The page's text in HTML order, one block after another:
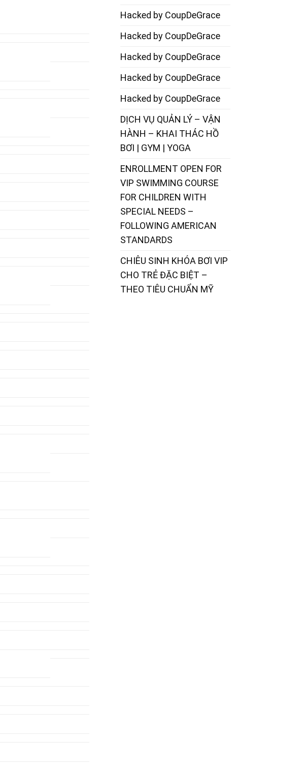
Hacked by CoupDeGrace
Hacked by CoupDeGrace
Hacked by CoupDeGrace
Hacked by CoupDeGrace
Hacked by CoupDeGrace
DỊCH VỤ QUẢN LÝ – VẬN
HÀNH – KHAI THÁC HỒ
BƠI | GYM | YOGA
ENROLLMENT OPEN FOR
VIP SWIMMING COURSE
FOR CHILDREN WITH
SPECIAL NEEDS –
FOLLOWING AMERICAN
STANDARDS
CHIÊU SINH KHÓA BƠI VIP
CHO TRẺ ĐẶC BIỆT –
THEO TIÊU CHUẨN MỸ